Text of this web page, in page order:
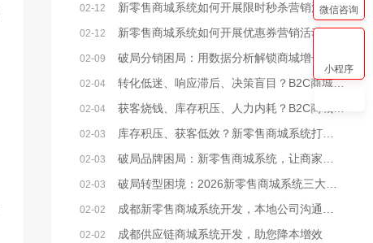
02-12 新零售商城系统如何开展限时秒杀营销活动？
02-12 新零售商城系统如何开展优惠券营销活动？
02-09 破局分销困局：用数据分析解锁商城增长密码
02-04 转化低迷、响应滞后、决策盲目？B2C商城系统激活企业增效新动能
02-04 获客烧钱、库存积压、人力内耗？B2C商城系统破解企业降本三大困局
02-03 库存积压、获客低效？新零售商城系统打通企业降本增效任督二脉
02-03 破局品牌困局：新零售商城系统，让商家从“卖货”到“立牌”
02-03 破局转型困境：2026新零售商城系统三大核心发展方向
02-02 成都新零售商城系统开发，本地公司沟通便利/价格实惠
02-02 成都供应链商城系统开发，助您降本增效
微信咨询
小程序